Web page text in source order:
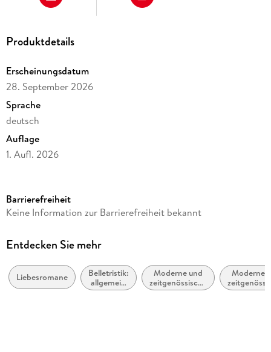
Produktdetails
Erscheinungsdatum
28. September 2026
Sprache
deutsch
Auflage
1. Aufl. 2026
Altersempfehlung
Reihe
Autor/Autorin
Laura Kneidl
Barrierefreiheit
Keine Information zur Barrierefreiheit bekannt
Entdecken Sie mehr
Liebesromane
Belletristik:
allgemein
und
Moderne und
zeitgenössische
Liebesromane /
Moderne